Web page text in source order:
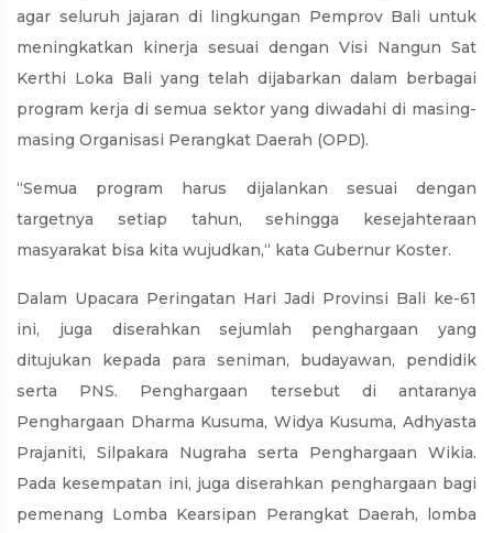
agar seluruh jajaran di lingkungan Pemprov Bali untuk
meningkatkan kinerja sesuai dengan Visi Nangun Sat
Kerthi Loka Bali yang telah dijabarkan dalam berbagai
program kerja di semua sektor yang diwadahi di masing-
masing Organisasi Perangkat Daerah (OPD).
“Semua program harus dijalankan sesuai dengan
targetnya setiap tahun, sehingga kesejahteraan
masyarakat bisa kita wujudkan,“ kata Gubernur Koster.
Dalam Upacara Peringatan Hari Jadi Provinsi Bali ke-61
ini, juga diserahkan sejumlah penghargaan yang
ditujukan kepada para seniman, budayawan, pendidik
serta PNS. Penghargaan tersebut di antaranya
Penghargaan Dharma Kusuma, Widya Kusuma, Adhyasta
Prajaniti, Silpakara Nugraha serta Penghargaan Wikia.
Pada kesempatan ini, juga diserahkan penghargaan bagi
pemenang Lomba Kearsipan Perangkat Daerah, lomba